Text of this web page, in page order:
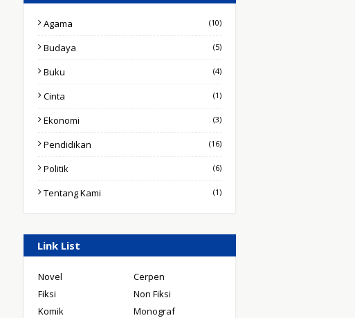
Agama (10)
Budaya (5)
Buku (4)
Cinta (1)
Ekonomi (3)
Pendidikan (16)
Politik (6)
Tentang Kami (1)
Link List
Novel
Cerpen
Fiksi
Non Fiksi
Komik
Monograf